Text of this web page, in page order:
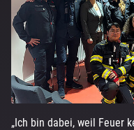
„Ich bin dabei, weil Feuer